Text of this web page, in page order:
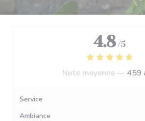
4.8 /5
Note moyenne — 459
Service
Ambiance